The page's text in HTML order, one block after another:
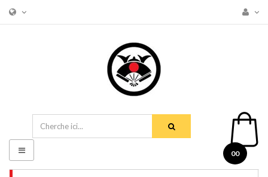
00
Basculer
la
navigation